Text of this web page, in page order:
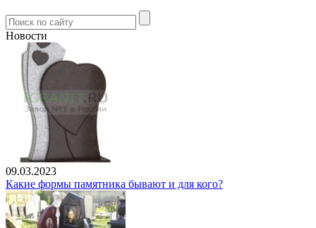
Новости
09.03.2023
Какие формы памятника бывают и для кого?